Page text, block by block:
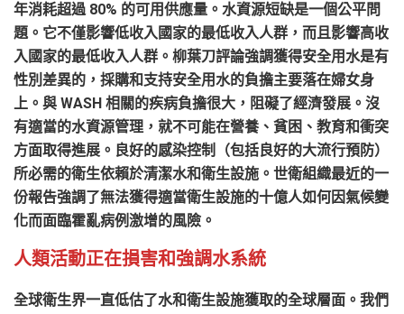
年消耗超過 80% 的可用供應量。水資源短缺是一個公平問
題。它不僅影響低收入國家的最低收入人群，而且影響高收
入國家的最低收入人群。柳葉刀評論強調獲得安全用水是有
性別差異的，採購和支持安全用水的負擔主要落在婦女身
上。與 WASH 相關的疾病負擔很大，阻礙了經濟發展。沒
有適當的水資源管理，就不可能在營養、貧困、教育和衝突
方面取得進展。良好的感染控制（包括良好的大流行預防）
所必需的衛生依賴於清潔水和衛生設施。世衛組織最近的一
份報告強調了無法獲得適當衛生設施的十億人如何因氣候變
化而面臨霍亂病例激增的風險。
人類活動正在損害和強調水系統
全球衛生界一直低估了水和衛生設施獲取的全球層面。我們